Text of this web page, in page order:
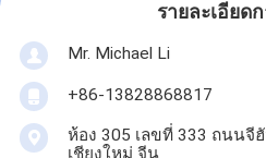
รายละเอียด
Mr. Michael Li
+86-13828868817
ห้อง 305 เลขที่ 333 ถนนจี
เชียงใหม่ จีน